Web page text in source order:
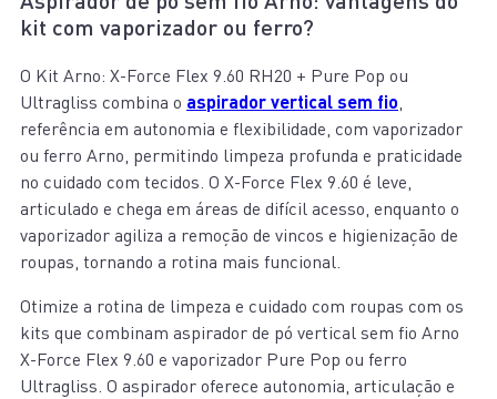
kit com vaporizador ou ferro?
O Kit Arno: X-Force Flex 9.60 RH20 + Pure Pop ou
Ultragliss combina o aspirador vertical sem fio,
referência em autonomia e flexibilidade, com vaporizador
ou ferro Arno, permitindo limpeza profunda e praticidade
no cuidado com tecidos. O X-Force Flex 9.60 é leve,
articulado e chega em áreas de difícil acesso, enquanto o
vaporizador agiliza a remoção de vincos e higienização de
roupas, tornando a rotina mais funcional.
Otimize a rotina de limpeza e cuidado com roupas com os
kits que combinam aspirador de pó vertical sem fio Arno
X-Force Flex 9.60 e vaporizador Pure Pop ou ferro
Ultragliss. O aspirador oferece autonomia, articulação e